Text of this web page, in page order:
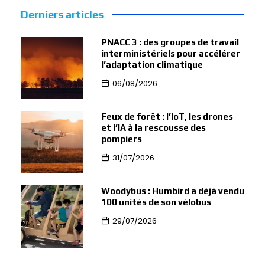
Derniers articles
PNACC 3 : des groupes de travail
interministériels pour accélérer
l’adaptation climatique
06/08/2026
Feux de forêt : l’IoT, les drones
et l’IA à la rescousse des
pompiers
31/07/2026
Woodybus : Humbird a déjà vendu
100 unités de son vélobus
29/07/2026